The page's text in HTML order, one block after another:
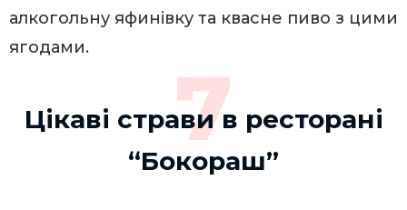
алкогольну яфинівку та квасне пиво з цими
ягодами.
7
Цікаві страви в ресторані
“Бокораш”